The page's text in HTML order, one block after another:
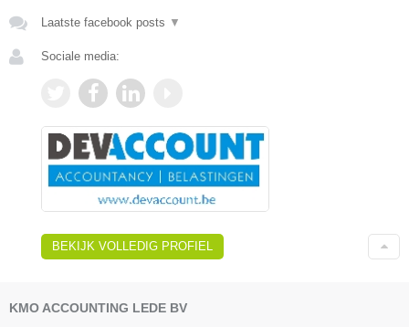
Laatste facebook posts ▼
Sociale media:
BEKIJK VOLLEDIG PROFIEL
KMO ACCOUNTING LEDE BV